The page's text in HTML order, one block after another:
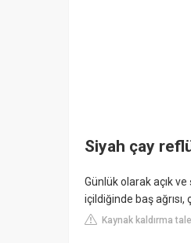
Siyah çay
Günlük olarak açık
içildiğinde baş
Kaynak kaldırma